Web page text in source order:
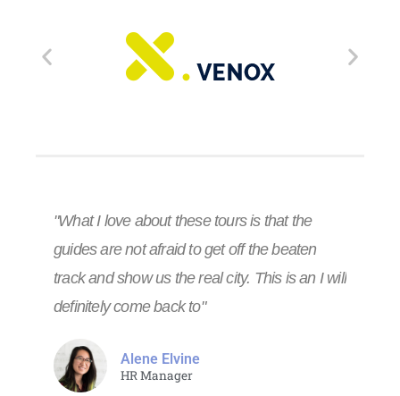
"What I love about these tours is that the
guides are not afraid to get off the beaten
track and show us the real city. This is an I will
definitely come back to"
Alene Elvine
HR Manager